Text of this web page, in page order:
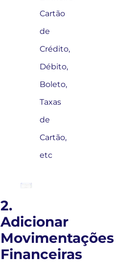
Cartão
de
Crédito,
Débito,
Boleto,
Taxas
de
Cartão,
etc
2.
Adicionar
Movimentações
Financeiras